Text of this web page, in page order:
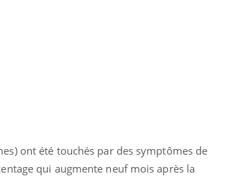
ont été touchés par des symptômes de
qui augmente neuf mois après la